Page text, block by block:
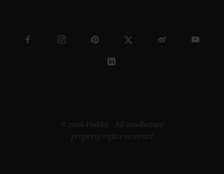
© 2026 Hublot - All intellectual
property rights reserved